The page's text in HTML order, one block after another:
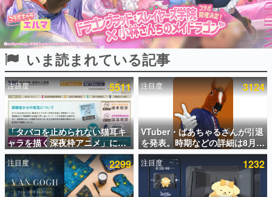
インタビュー
連載・特集一覧
殿堂入り記事
SNS拡散数が数千以上！ ページビュー数万以上！ などな
ど。多くの人々に読まれた、電ファミ渾身の“殿堂入り”記
事をまとめました。
ゲームの企画書
名作ゲームクリエイターの方々に製作時のエピソードをお
聞きし、ヒットする企画（ゲーム）とは何か？を探ってい
きます。
赫本
この物語を解いてはいけない。『赫本』は、〈試験問題〉
の形をした短編ホラー小説集です。
いま読まれている記事
注目度 5511
「タバコを止められない猫耳キ
ャラを描く深夜枠アニメ」に視
聴者の一部から批判意見。違法
薬物の使用と思しき描写も含め
て、BPOが議論を交わす
注目度 3124
VTuber・ばあちゃるさんが引退
を発表。時期などの詳細は8月9
日15時からの配信で説明
注目度 2299 注目度 1232